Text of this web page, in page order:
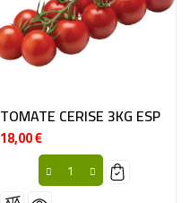
TOMATE CERISE 3KG ESP
18,00 €Prix